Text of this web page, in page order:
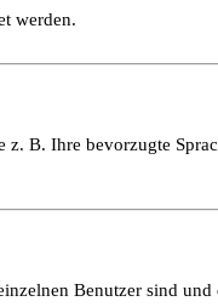
werden.
B. Ihre bevorzugte
Benutzer sind